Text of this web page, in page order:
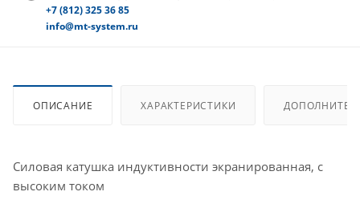
+7 (812) 325 36 85
info@mt-system.ru
ОПИСАНИЕ ХАРАКТЕРИСТИКИ
Силовая катушка индуктивности экранированная, с
высоким током